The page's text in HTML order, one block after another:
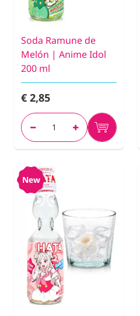
Soda Ramune de
Melón | Anime Idol
200 ml
€ 2,85
New